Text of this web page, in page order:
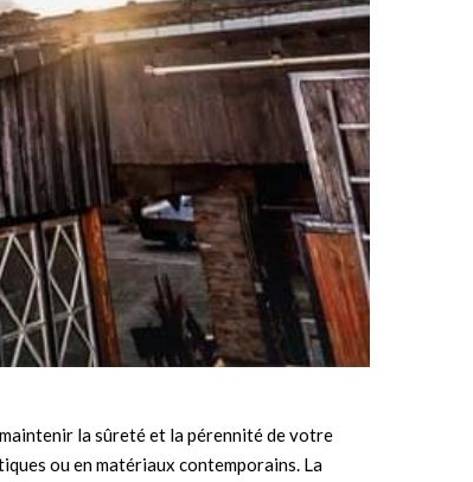
maintenir la sûreté et la pérennité de votre
ou en matériaux contemporains. La